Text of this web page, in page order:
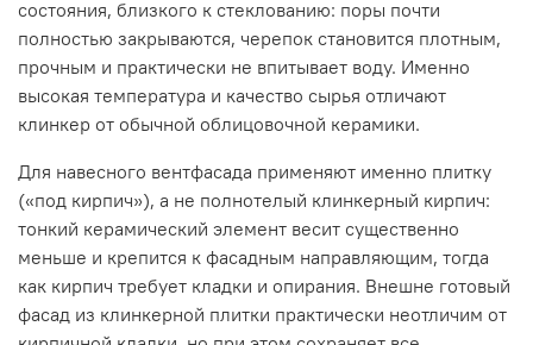
состояния, близкого к стеклованию: поры почти
полностью закрываются, черепок становится плотным,
прочным и практически не впитывает воду. Именно
высокая температура и качество сырья отличают
клинкер от обычной облицовочной керамики.
Для навесного вентфасада применяют именно плитку
(«под кирпич»), а не полнотелый клинкерный кирпич:
тонкий керамический элемент весит существенно
меньше и крепится к фасадным направляющим, тогда
как кирпич требует кладки и опирания. Внешне готовый
фасад из клинкерной плитки практически неотличим от